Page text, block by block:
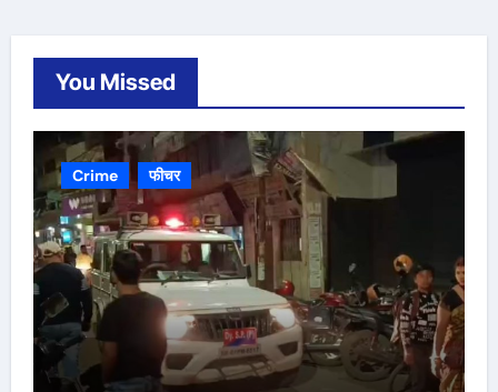
You Missed
Crime फीचर